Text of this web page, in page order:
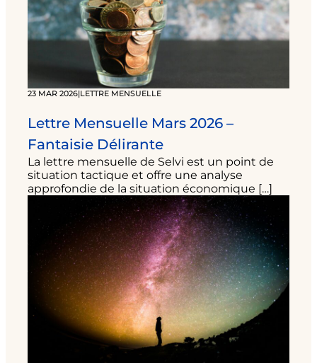
23 MAR 2026|LETTRE MENSUELLE
Lettre Mensuelle Mars 2026 –
Fantaisie Délirante
La lettre mensuelle de Selvi est un point de
situation tactique et offre une analyse
approfondie de la situation économique […]